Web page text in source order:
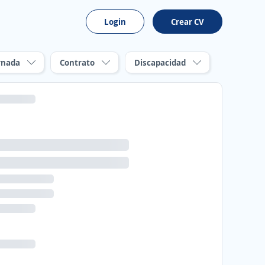
Login Crear CV
Contrato Discapacidad